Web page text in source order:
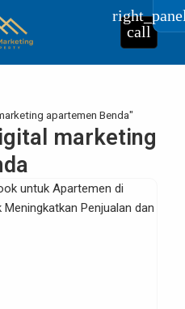
call
apartemen Benda"
marketing